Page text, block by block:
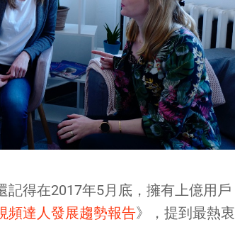
記得在2017年5月底，擁有上億用戶
頻達人發展趨勢報告》，提到最熱衷